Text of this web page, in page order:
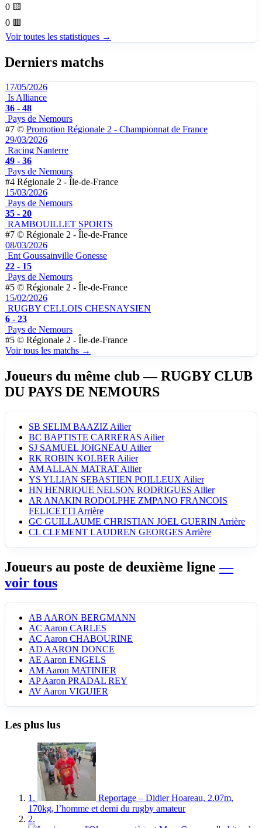
0 🟨
0 🟥
Voir toutes les statistiques →
Derniers matchs
17/05/2026
Is Alliance
36 - 48
Pays de Nemours
#7 © Promotion Régionale 2 - Championnat de France
29/03/2026
Racing Nanterre
49 - 36
Pays de Nemours
#4 Régionale 2 - Île-de-France
15/03/2026
Pays de Nemours
35 - 20
RAMBOUILLET SPORTS
#7 © Régionale 2 - Île-de-France
08/03/2026
Ent Goussainville Gonesse
22 - 15
Pays de Nemours
#5 © Régionale 2 - Île-de-France
15/02/2026
RUGBY CELLOIS CHESNAYSIEN
6 - 23
Pays de Nemours
#5 © Régionale 2 - Île-de-France
Voir tous les matchs →
Joueurs du même club— RUGBY CLUB
DU PAYS DE NEMOURS
SB SELIM BAAZIZ Ailier
BC BAPTISTE CARRERAS Ailier
SJ SAMUEL JOIGNEAU Ailier
RK ROBIN KOLBER Ailier
AM ALLAN MATRAT Ailier
YS YLLIAN SEBASTIEN POILLEUX Ailier
HN HENRIQUE NELSON RODRIGUES Ailier
AR ANAKIN RODOLPHE ZMPANO FRANCOIS
FELICETTI Arrière
GC GUILLAUME CHRISTIAN JOEL GUERIN Arrière
CL CLEMENT LAUDREN GEORGES Arrière
Joueurs au poste de deuxième ligne—
voir tous
AB AARON BERGMANN
AC Aaron CARLES
AC Aaron CHABOURINE
AD AARON DONCE
AE Aaron ENGELS
AM Aaron MATINIER
AP Aaron PRADAL REY
AV Aaron VIGUIER
Les plus lus
1.
Reportage – Didier Hoareau, 2.07m,
170kg, l’homme et demi du rugby amateur
2.